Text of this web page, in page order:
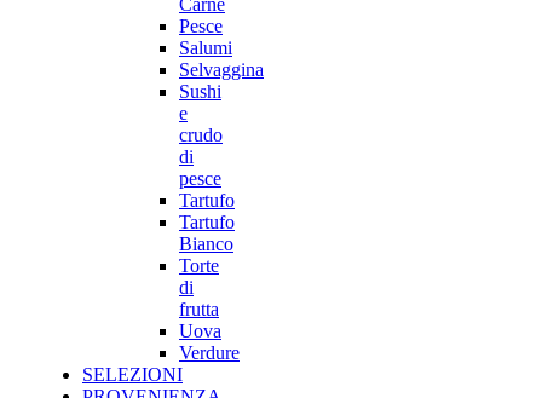
Carne
Pesce
Salumi
Selvaggina
Sushi
e
crudo
di
pesce
Tartufo
Tartufo
Bianco
Torte
di
frutta
Uova
Verdure
SELEZIONI